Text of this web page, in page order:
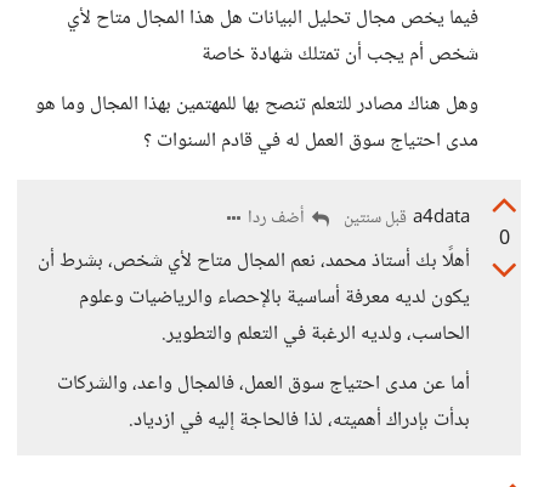
فيما يخص مجال تحليل البيانات هل هذا المجال متاح لأي
شخص أم يجب أن تمتلك شهادة خاصة
وهل هناك مصادر للتعلم تنصح بها للمهتمين بهذا المجال وما هو
مدى احتياج سوق العمل له في قادم السنوات ؟
0
a4data قبل سنتين أضف ردا
أهلًا بك أستاذ محمد، نعم المجال متاح لأي شخص، بشرط أن
يكون لديه معرفة أساسية بالإحصاء والرياضيات وعلوم
الحاسب، ولديه الرغبة في التعلم والتطوير.
أما عن مدى احتياج سوق العمل، فالمجال واعد، والشركات
بدأت بإدراك أهميته، لذا فالحاجة إليه في ازدياد.